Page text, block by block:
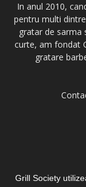
Grill Society
In anul 2010,
pentru multi
gratar de sarma
curte, am fondat
gratare